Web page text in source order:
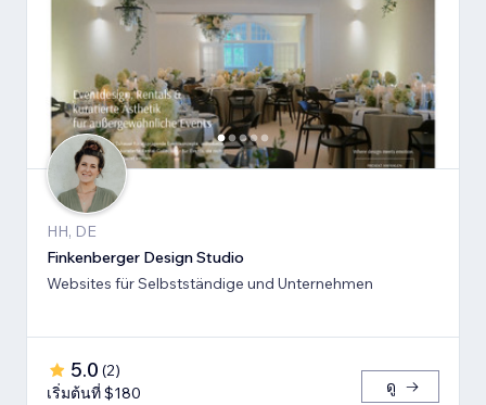
HH, DE
Finkenberger Design Studio
Websites für Selbstständige und Unternehmen
5.0 (2)
เริ่มต้นที่ $180
ดู